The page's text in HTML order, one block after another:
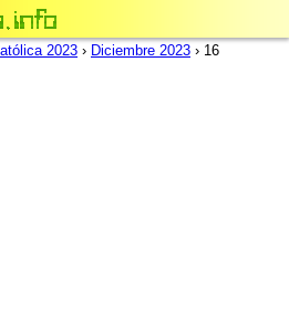
2023 › Diciembre 2023 › 16